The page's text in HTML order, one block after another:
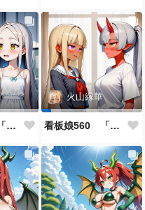
看板娘561 「火山一族」
火山縁華
看板娘560 「緋山一族」